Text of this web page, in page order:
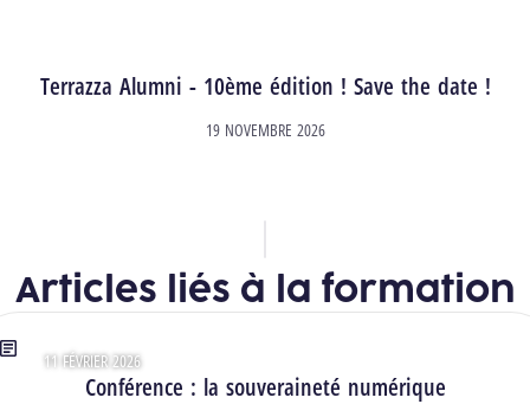
Terrazza Alumni - 10ème édition ! Save the date !
19 NOVEMBRE 2026
Articles liés à la formation
Conférence : la souveraineté numérique
Type : Articles
11 FÉVRIER 2026